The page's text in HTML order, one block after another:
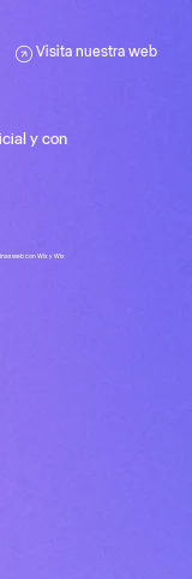
Visita nuestra web
y con
web con Wix y Wix